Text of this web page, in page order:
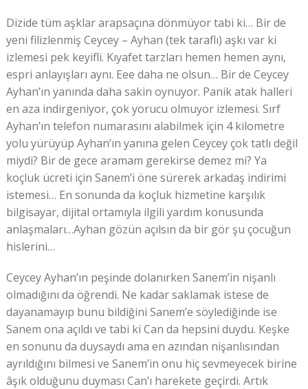
Dizide tüm aşklar arapsaçına dönmüyor tabi ki… Bir de
yeni filizlenmiş Ceycey – Ayhan (tek taraflı) aşkı var ki
izlemesi pek keyifli. Kıyafet tarzları hemen hemen aynı,
espri anlayışları aynı. Eee daha ne olsun… Bir de Ceycey
Ayhan’ın yanında daha sakin oynuyor. Panik atak halleri
en aza indirgeniyor, çok yorucu olmuyor izlemesi. Sırf
Ayhan’ın telefon numarasını alabilmek için 4 kilometre
yolu yürüyüp Ayhan’ın yanına gelen Ceycey çok tatlı değil
miydi? Bir de gece aramam gerekirse demez mi? Ya
koçluk ücreti için Sanem’i öne sürerek arkadaş indirimi
istemesi… En sonunda da koçluk hizmetine karşılık
bilgisayar, dijital ortamıyla ilgili yardım konusunda
anlaşmaları…Ayhan gözün açılsın da bir gör şu çocuğun
hislerini…
Ceycey Ayhan’ın peşinde dolanırken Sanem’in nişanlı
olmadığını da öğrendi. Ne kadar saklamak istese de
dayanamayıp bunu bildiğini Sanem’e söylediğinde ise
Sanem ona açıldı ve tabi ki Can da hepsini duydu. Keşke
en sonunu da duysaydı ama en azından nişanlısından
ayrıldığını bilmesi ve Sanem’in onu hiç sevmeyecek birine
âşık olduğunu duyması Can’ı harekete geçirdi. Artık